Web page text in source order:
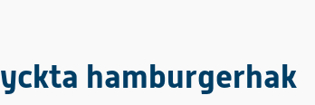
hamburgerhak